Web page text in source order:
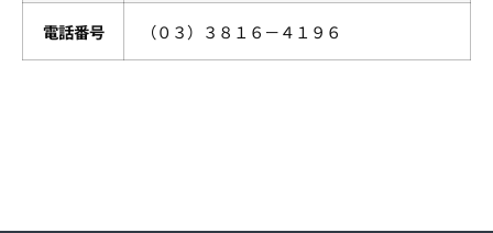
電話番号 （０３）３８１６－４１９６